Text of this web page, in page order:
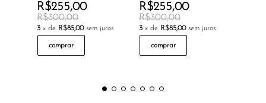
R$255,00
R$300,00
3 x de R$85,00 sem juros
comprar
R$255,00
R$300,00
3 x de R$85,00 sem juros
comprar